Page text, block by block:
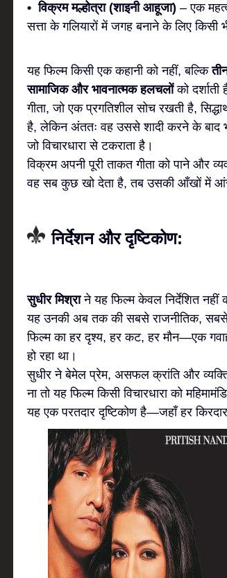
• विक्रम मल्होत्रा (शाइनी आहूजा) – एक
सत्ता के गलियारों में जगह बनाने के लिए किसी
यह फिल्म किसी एक कहानी को नहीं, बल्कि
सामाजिक और भावनात्मक हलचलोंको दर्शाती
गीता, जो एक प्रगतिशील सोच रखती है,
है, लेकिन अंततः वह उससे शादी करने के बाद
जो विचारधारा से टकराता है।
विक्रम अपनी पूरी ताकत गीता को पाने
वह सब कुछ खो देता है, तब उसकी आँखों में
निर्देशन और दृष्टिकोण:
सुधीर मिश्राने यह फिल्म केवल निर्देशित नहीं
यह उनकी अब तक की सबसे राजनीतिक, सबसे
फिल्म का हर दृश्य, हर कट, हर मौन—एक
हो रहा था।
सुधीर ने बेमेल प्रेम, असफल क्रांति और
ना तो यह फिल्म किसी विचारधारा को
यह एक परतदार दृष्टिकोण है—जहाँ हर